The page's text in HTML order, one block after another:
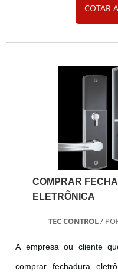
segurança é um ponto
Design belo e único, -
Produto de extrema
COTAR
COMPRAR
ELETRÔNICA
TEC CONTROL/
A empresa ou cliente
comprar fechadura